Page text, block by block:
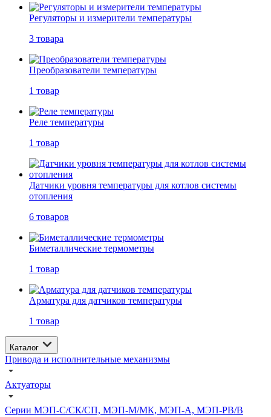
Регуляторы и измерители температуры
3 товара
Преобразователи температуры
1 товар
Реле температуры
1 товар
Датчики уровня температуры для котлов системы
отопления
6 товаров
Биметаллические термометры
1 товар
Арматура для датчиков температуры
1 товар
Каталог
Привода и исполнительные механизмы
Актуаторы
Серии МЭП-С/СК/СП, МЭП-М/МК, МЭП-А, МЭП-РВ/В